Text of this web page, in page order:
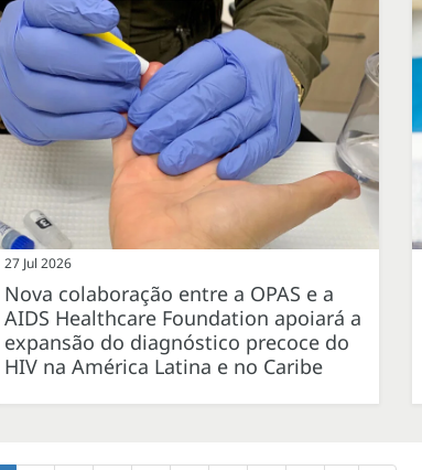
27 Jul 2026
Nova colaboração entre a OPAS e a
AIDS Healthcare Foundation apoiará a
expansão do diagnóstico precoce do
HIV na América Latina e no Caribe